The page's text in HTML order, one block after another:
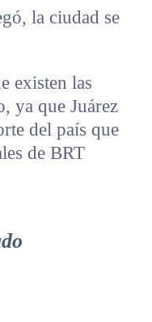
la ciudad se
existen las
ya que Juárez
del país que
de BRT